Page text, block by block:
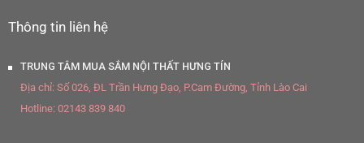
Thông tin liên hệ
TRUNG TÂM MUA SẮM NỘI THẤT HƯNG TÍN
Địa chỉ: Số 026, ĐL Trần Hưng Đạo, P.Cam Đường, Tỉnh Lào Cai
Hotline: 02143 839 840